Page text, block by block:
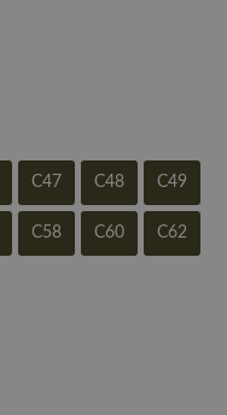
C47 C48 C49
C58 C60 C62